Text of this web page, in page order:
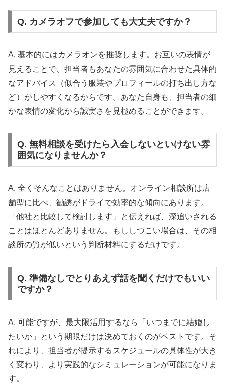
Q. カメラオフで参加しても大丈夫ですか？
A. 基本的にはカメラオンを推奨します。お互いの表情が
見えることで、担当者もあなたの雰囲気に合わせた具体的
なアドバイス（似合う服装やプロフィールの打ち出し方な
ど）がしやすくなるからです。あなた自身も、担当者の細
かな表情の変化から誠実さを見極めることができます。
Q. 無料相談を受けたら入会しないといけない雰
囲気になりませんか？
A. 全くそんなことはありません。オンライン相談所は店
舗型に比べ、勧誘がドライで効率的な傾向にあります。
「他社と比較して検討します」と伝えれば、深追いされる
ことはほとんどありません。もししつこい場合は、その相
談所の質が低いという判断材料にするだけです。
Q. 準備なしでとりあえず話を聞くだけでもいい
ですか？
A. 可能ですが、最大限活用するなら「いつまでに結婚し
たいか」という期限だけは決めておくのがベストです。そ
れにより、担当者が提示するスケジュールの具体性が大き
く変わり、より実践的なシミュレーションが可能になりま
す。